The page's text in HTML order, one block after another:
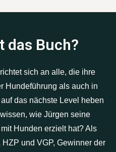
das Buch?
sich an alle, die ihre
Hundeführung als auch in
das nächste Level heben
wie Jürgen seine
Hunden erzielt hat? Als
und VGP, Gewinner der